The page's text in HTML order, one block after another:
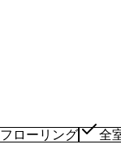
フローリング 全